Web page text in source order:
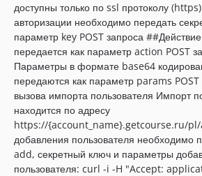
доступны только по ssl протоколу
авторизации необходимо передать
параметр key POST запроса
передается как параметр action POST
Параметры в формате base64
передаются как параметр params
вызова импорта пользователя Импорт
находится по адресу
https://{account_name}.getcourse.ru/
добавления пользователя необходимо
add, секретный ключ и параметры
пользователя: curl -i -H "Accept: